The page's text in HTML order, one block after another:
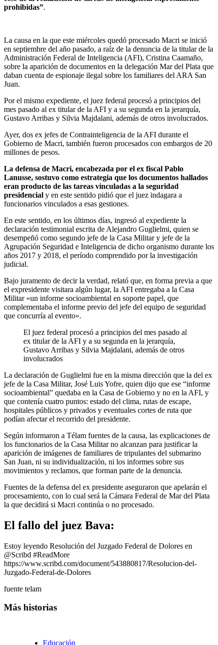
prohibidas”.
La causa en la que este miércoles quedó procesado Macri se inició
en septiembre del año pasado, a raíz de la denuncia de la titular de la
Administración Federal de Inteligencia (AFI), Cristina Caamaño,
sobre la aparición de documentos en la delegación Mar del Plata que
daban cuenta de espionaje ilegal sobre los familiares del ARA San
Juan.
Por el mismo expediente, el juez federal procesó a principios del
mes pasado al ex titular de la AFI y a su segunda en la jerarquía,
Gustavo Arribas y Silvia Majdalani, además de otros involucrados.
Ayer, dos ex jefes de Contrainteligencia de la AFI durante el
Gobierno de Macri, también fueron procesados con embargos de 20
millones de pesos.
La defensa de Macri, encabezada por el ex fiscal Pablo
Lanusse, sostuvo como estrategia que los documentos hallados
eran producto de las tareas vinculadas a la seguridad
presidencial y en este sentido pidió que el juez indagara a
funcionarios vinculados a esas gestiones.
En este sentido, en los últimos días, ingresó al expediente la
declaración testimonial escrita de Alejandro Guglielmi, quien se
desempeñó como segundo jefe de la Casa Militar y jefe de la
Agrupación Seguridad e Inteligencia de dicho organismo durante los
años 2017 y 2018, el período comprendido por la investigación
judicial.
Bajo juramento de decir la verdad, relató que, en forma previa a que
el expresidente visitara algún lugar, la AFI entregaba a la Casa
Militar «un informe socioambiental en soporte papel, que
complementaba el informe previo del jefe del equipo de seguridad
que concurría al evento».
El juez federal procesó a principios del mes pasado al
ex titular de la AFI y a su segunda en la jerarquía,
Gustavo Arribas y Silvia Majdalani, además de otros
involucrados
La declaración de Guglielmi fue en la misma dirección que la del ex
jefe de la Casa Militar, José Luis Yofre, quien dijo que ese “informe
socioambiental” quedaba en la Casa de Gobierno y no en la AFI, y
que contenía cuatro puntos: estado del clima, rutas de escape,
hospitales públicos y privados y eventuales cortes de ruta que
podían afectar el recorrido del presidente.
Según informaron a Télam fuentes de la causa, las explicaciones de
los funcionarios de la Casa Militar no alcanzan para justificar la
aparición de imágenes de familiares de tripulantes del submarino
San Juan, ni su individualización, ni los informes sobre sus
movimientos y reclamos, que forman parte de la denuncia.
Fuentes de la defensa del ex presidente aseguraron que apelarán el
procesamiento, con lo cual será la Cámara Federal de Mar del Plata
la que decidirá si Macri continúa o no procesado.
El fallo del juez Bava:
Estoy leyendo Resolución del Juzgado Federal de Dolores en
@Scribd #ReadMore
https://www.scribd.com/document/543880817/Resolucion-del-
Juzgado-Federal-de-Dolores
fuente telam
Más historias
Educación